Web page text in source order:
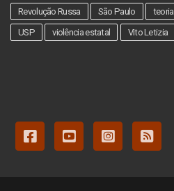
Revolução Russa
São Paulo teoria
USP
violência estatal Vito Letizia